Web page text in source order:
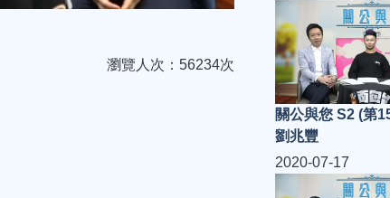
瀏覽人次：56234次
關公與您 S2 (第
劉兆豐
2020-07-17